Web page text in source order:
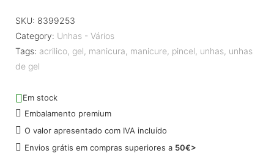
SKU: 8399253
Category: Unhas - Vários
Tags: acrilico, gel, manicura, manicure, pincel, unhas, unhas
de gel
Em stock
Embalamento premium
O valor apresentado com IVA incluído
Envios grátis em compras superiores a 50€>